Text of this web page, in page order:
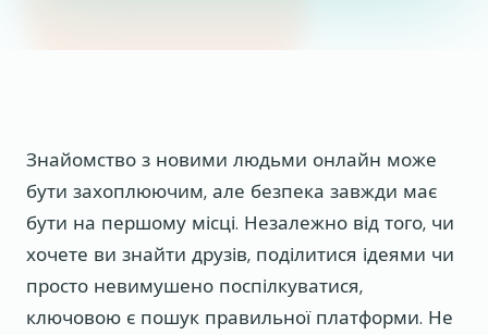
Знайомство з новими людьми онлайн може
бути захоплюючим, але безпека завжди має
бути на першому місці. Незалежно від того, чи
хочете ви знайти друзів, поділитися ідеями чи
просто невимушено поспілкуватися,
ключовою є пошук правильної платформи. Не